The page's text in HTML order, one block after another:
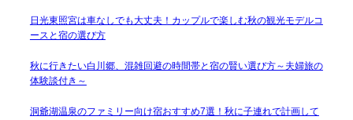
日光東照宮は車なしでも大丈夫！カップルで楽しむ秋の観光モデルコ
ースと宿の選び方
秋に行きたい白川郷、混雑回避の時間帯と宿の賢い選び方～夫婦旅の
体験談付き～
洞爺湖温泉のファミリー向け宿おすすめ7選！秋に子連れで計画して